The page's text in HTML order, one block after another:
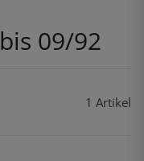
09/92
1 Artikel